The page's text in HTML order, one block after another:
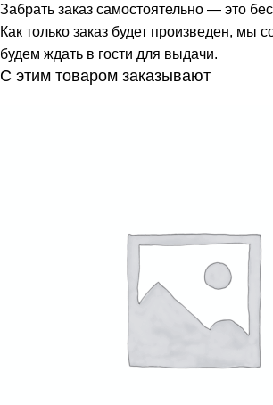
Забрать заказ самостоятельно — это
Как только заказ будет произведен, мы
будем ждать в гости для выдачи.
С этим товаром заказывают